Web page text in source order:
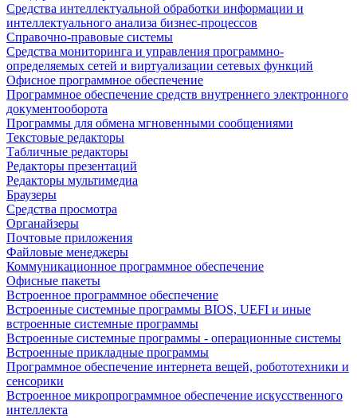
Средства интеллектуальной обработки информации и
интеллектуального анализа бизнес-процессов
Справочно-правовые системы
Средства мониторинга и управления программно-
определяемых сетей и виртуализации сетевых функций
Офисное программное обеспечение
Программное обеспечение средств внутреннего электронного
документооборота
Программы для обмена мгновенными сообщениями
Текстовые редакторы
Табличные редакторы
Редакторы презентаций
Редакторы мультимедиа
Браузеры
Средства просмотра
Органайзеры
Почтовые приложения
Файловые менеджеры
Коммуникационное программное обеспечение
Офисные пакеты
Встроенное программное обеспечение
Встроенные системные программы BIOS, UEFI и иные
встроенные системные программы
Встроенные системные программы - операционные системы
Встроенные прикладные программы
Программное обеспечение интернета вещей, робототехники и
сенсорики
Встроенное микропрограммное обеспечение искусственного
интеллекта